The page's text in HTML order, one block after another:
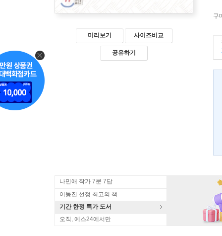
미리보기 사이즈비교
공유하기
구
나민애 작가 7문 7답
이동진 선정 최고의 책
기간 한정 특가 도서
오직, 예스24에서만